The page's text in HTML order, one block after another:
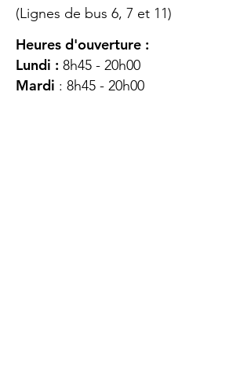
(Lignes de bus 6, 7 et 11)
Heures d'ouverture :
Lundi : 8h45 - 20h00
Mardi : 8h45 - 20h00